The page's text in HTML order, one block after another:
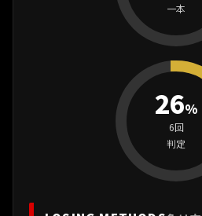
一本
26%
6回
判定